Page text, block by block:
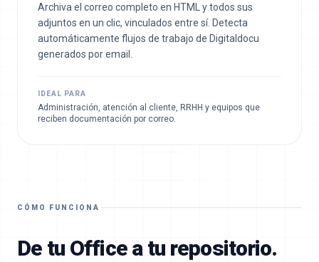
Archiva el correo completo en HTML y todos sus
adjuntos en un clic, vinculados entre sí. Detecta
automáticamente flujos de trabajo de Digitaldocu
generados por email.
IDEAL PARA
Administración, atención al cliente, RRHH y equipos que
reciben documentación por correo.
CÓMO FUNCIONA
De tu Office a tu repositorio.